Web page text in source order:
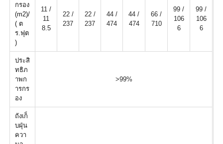
กรอง
(m2)/
( ต
ร.ฟุต
)
11 /
11
8.5
22 /
237
22 /
237
44 /
474
44 /
474
66 /
710
99 /
106
6
99 /
106
6
ประสิ
ทธิภ
าพก
ารกร
อง
>99%
ถังเก็
บฝุ่น
ควา